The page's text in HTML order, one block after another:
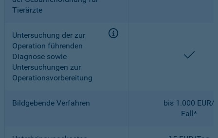
Tierärzte
Untersuchung der zur
Operation führenden
Diagnose sowie
Untersuchungen zur
Operationsvorbereitung
Bildgebende Verfahren
bis 1.000 EUR/
Fall*